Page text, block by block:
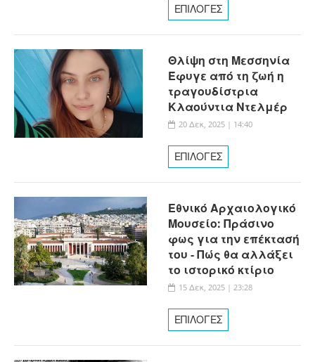
ΕΠΙΛΟΓΕΣ
Θλίψη στη Μεσσηνία
Έφυγε από τη ζωή η
τραγουδίστρια
Κλαούντια Ντελμέρ
20 Δεκ, 2025 | 14:40
ΕΠΙΛΟΓΕΣ
Εθνικό Αρχαιολογικό
Μουσείο: Πράσινο
φως για την επέκτασή
του - Πώς θα αλλάξει
το ιστορικό κτίριο
15 Δεκ, 2025 | 23:28
ΕΠΙΛΟΓΕΣ